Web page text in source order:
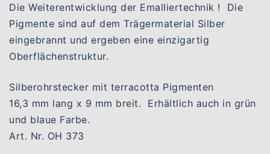
Die Weiterentwicklung der Emalliertechnik ! Die
Pigmente sind auf dem Trägermaterial Silber
eingebrannt und ergeben eine einzigartig
Oberflächenstruktur.
Silberohrstecker mit terracotta Pigmenten
16,3 mm lang x 9 mm breit. Erhältlich auch in grün
und blaue Farbe.
Art. Nr. OH 373